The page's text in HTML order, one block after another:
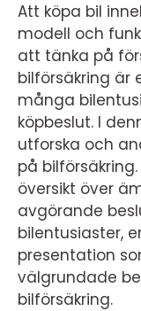
Att köpa bil
modell och
att tänka på
bilförsäkring är
många
köpbeslut. I
utforska och
på
översikt över
avgörande
bilentusiaster,
presentation
välgrundade
bilförsäkring.